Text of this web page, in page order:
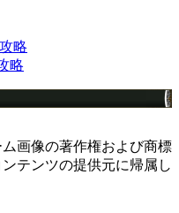
略
略
画像の著作権および商標
テンツの提供元に帰属し